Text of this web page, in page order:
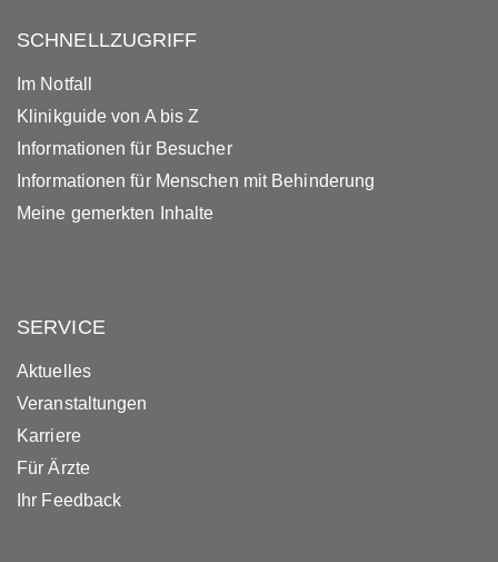
SCHNELLZUGRIFF
Im Notfall
Klinikguide von A bis Z
Informationen für Besucher
Informationen für Menschen mit Behinderung
Meine gemerkten Inhalte
SERVICE
Aktuelles
Veranstaltungen
Karriere
Für Ärzte
Ihr Feedback